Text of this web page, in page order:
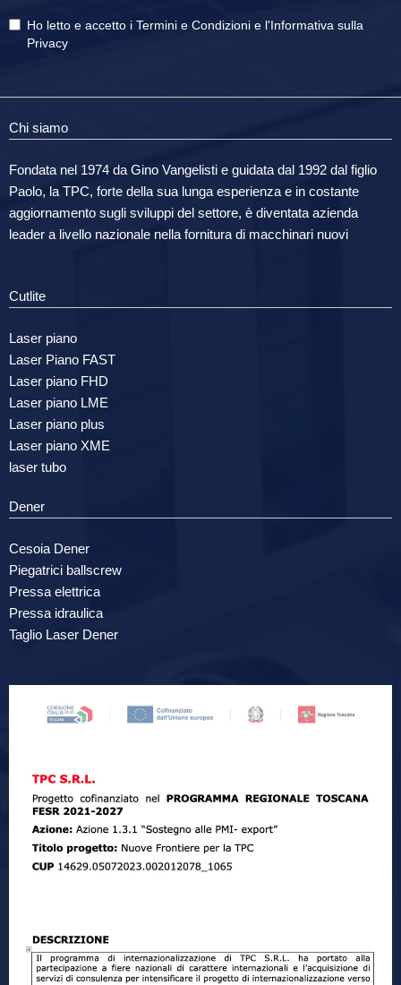
Ho letto e accetto i Termini e Condizioni e l'Informativa sulla
Privacy
Chi siamo
Fondata nel 1974 da Gino Vangelisti e guidata dal 1992 dal figlio
Paolo, la TPC, forte della sua lunga esperienza e in costante
aggiornamento sugli sviluppi del settore, è diventata azienda
leader a livello nazionale nella fornitura di macchinari nuovi
Cutlite
Laser piano
Laser Piano FAST
Laser piano FHD
Laser piano LME
Laser piano plus
Laser piano XME
laser tubo
Dener
Cesoia Dener
Piegatrici ballscrew
Pressa elettrica
Pressa idraulica
Taglio Laser Dener